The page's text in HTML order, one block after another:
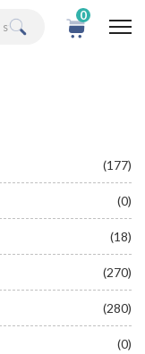
0
(177)
(0)
(18)
(270)
(280)
(0)